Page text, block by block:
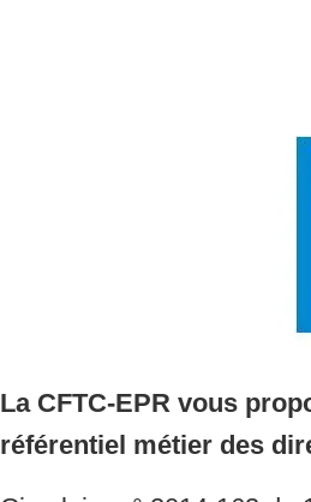
La CFTC-EPR vous
référentiel métier des